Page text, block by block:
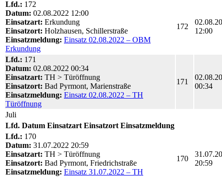
Lfd.: 172
Datum: 02.08.2022 12:00
Einsatzart: Erkundung
Einsatzort: Holzhausen, Schillerstraße
Einsatzmeldung: Einsatz 02.08.2022 – OBM
Erkundung
172
12:00
Lfd.: 171
Datum: 02.08.2022 00:34
Einsatzart: TH > Türöffnung
Einsatzort: Bad Pyrmont, Marienstraße
Einsatzmeldung: Einsatz 02.08.2022 – TH
Türöffnung
171
00:34
Juli
Lfd. Datum Einsatzart Einsatzort Einsatzmeldung
Lfd.: 170
Datum: 31.07.2022 20:59
Einsatzart: TH > Türöffnung
Einsatzort: Bad Pyrmont, Friedrichstraße
Einsatzmeldung: Einsatz 31.07.2022 – TH
170
20:59